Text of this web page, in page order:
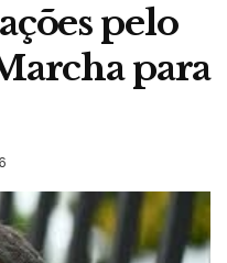
pelo
para